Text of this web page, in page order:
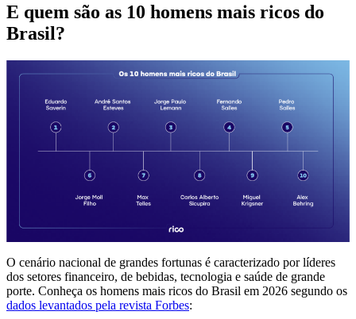
E quem são as 10 homens mais ricos do
Brasil?
O cenário nacional de grandes fortunas é caracterizado por líderes
dos setores financeiro, de bebidas, tecnologia e saúde de grande
porte. Conheça os homens mais ricos do Brasil em 2026 segundo os
dados levantados pela revista Forbes: